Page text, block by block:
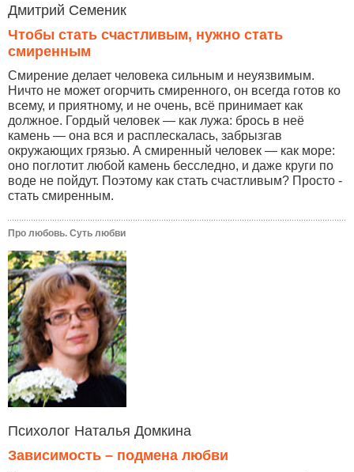
Дмитрий Семеник
Чтобы стать счастливым, нужно стать
смиренным
Смирение делает человека сильным и неуязвимым.
Ничто не может огорчить смиренного, он всегда готов ко
всему, и приятному, и не очень, всё принимает как
должное. Гордый человек — как лужа: брось в неё
камень — она вся и расплескалась, забрызгав
окружающих грязью. А смиренный человек — как море:
оно поглотит любой камень бесследно, и даже круги по
воде не пойдут. Поэтому как стать счастливым? Просто -
стать смиренным.
Про любовь. Суть любви
Психолог Наталья Домкина
Зависимость – подмена любви